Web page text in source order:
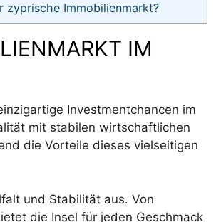
zyprische Immobilienmarkt?
IM
Investmentchancen im
mit stabilen wirtschaftlichen
die Vorteile dieses vielseitigen
und Stabilität aus. Von
die Insel für jeden Geschmack